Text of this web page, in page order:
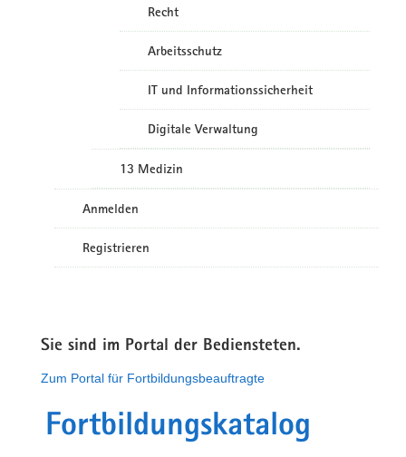
Recht
Arbeitsschutz
IT und Informationssicherheit
Digitale Verwaltung
13 Medizin
Anmelden
Registrieren
Sie sind im Portal der Bediensteten.
Zum Portal für Fortbildungsbeauftragte
Fortbildungskatalog